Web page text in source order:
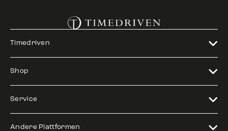
Timedriven
Shop
Service
Andere Plattformen